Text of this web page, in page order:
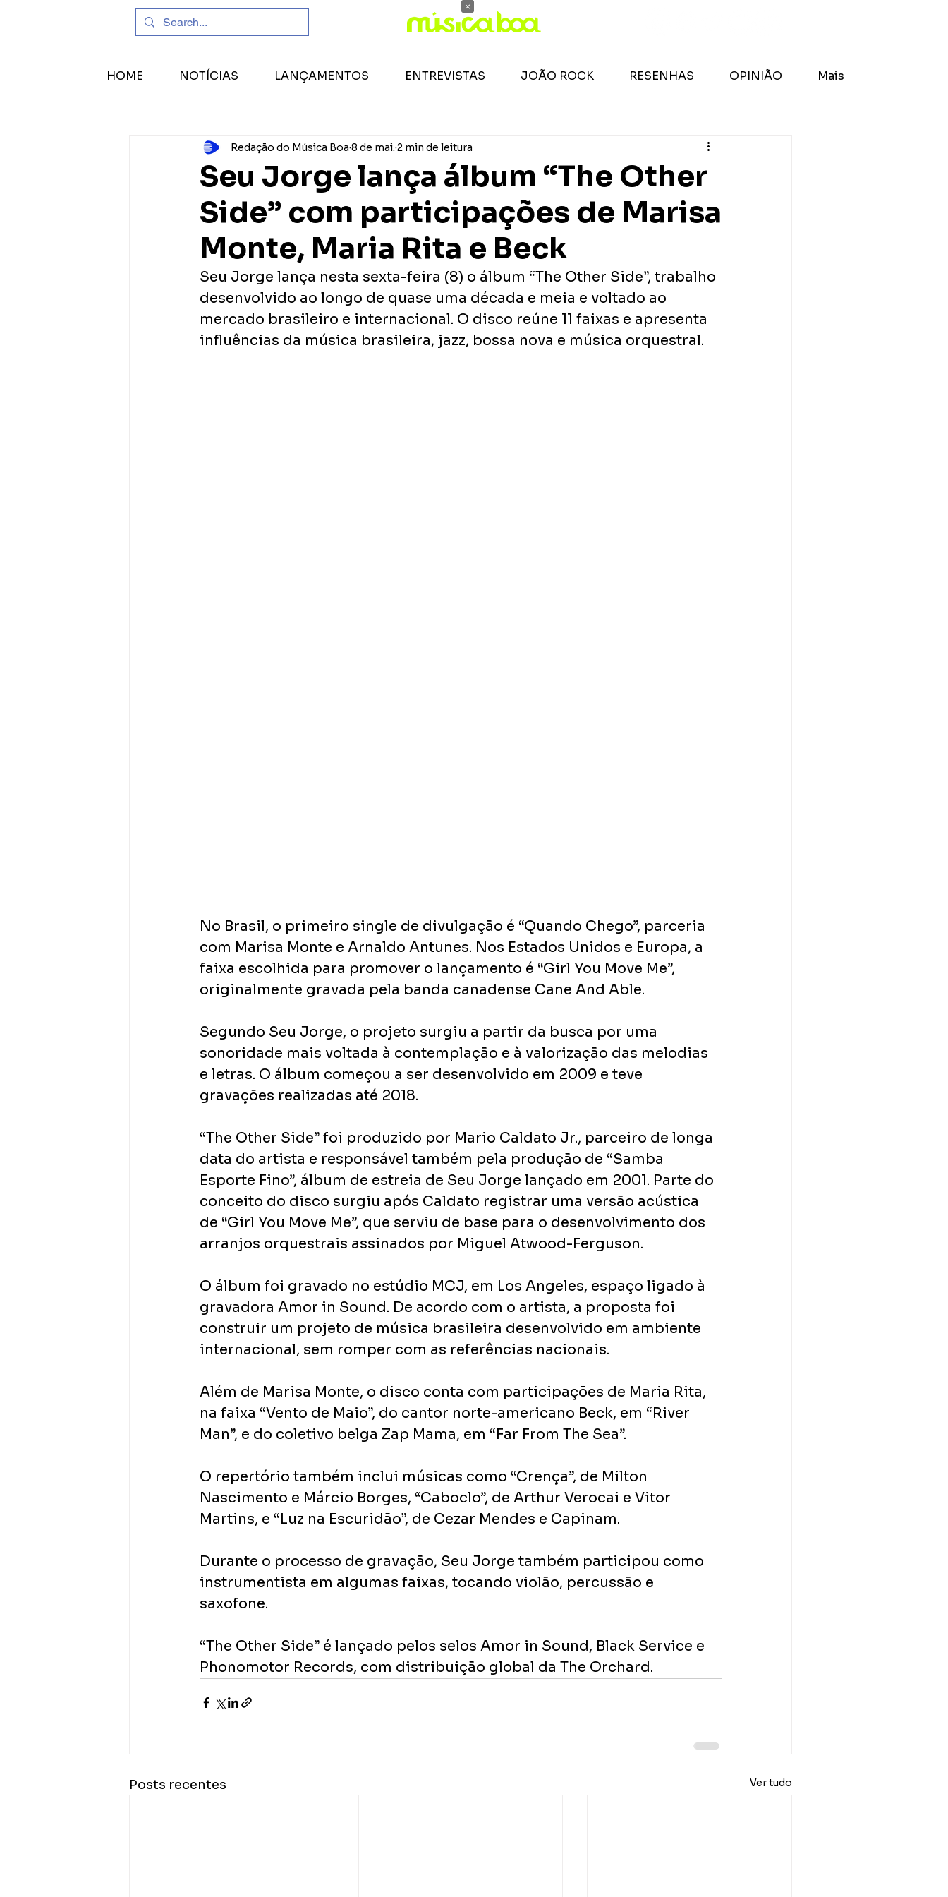
Seu Jorge lança álbum “The Other
Side” com participações de Marisa
Monte, Maria Rita e Beck
Redação do Música Boa 8 de mai. 2 min de leitura
Seu Jorge lança nesta sexta-feira (8) o álbum “The Other Side”, trabalho
desenvolvido ao longo de quase uma década e meia e voltado ao
mercado brasileiro e internacional. O disco reúne 11 faixas e apresenta
influências da música brasileira, jazz, bossa nova e música orquestral.
No Brasil, o primeiro single de divulgação é “Quando Chego”, parceria
com Marisa Monte e Arnaldo Antunes. Nos Estados Unidos e Europa, a
faixa escolhida para promover o lançamento é “Girl You Move Me”,
originalmente gravada pela banda canadense Cane And Able.
Segundo Seu Jorge, o projeto surgiu a partir da busca por uma
sonoridade mais voltada à contemplação e à valorização das melodias
e letras. O álbum começou a ser desenvolvido em 2009 e teve
gravações realizadas até 2018.
“The Other Side” foi produzido por Mario Caldato Jr., parceiro de longa
data do artista e responsável também pela produção de “Samba
Esporte Fino”, álbum de estreia de Seu Jorge lançado em 2001. Parte do
conceito do disco surgiu após Caldato registrar uma versão acústica
de “Girl You Move Me”, que serviu de base para o desenvolvimento dos
arranjos orquestrais assinados por Miguel Atwood-Ferguson.
O álbum foi gravado no estúdio MCJ, em Los Angeles, espaço ligado à
gravadora Amor in Sound. De acordo com o artista, a proposta foi
construir um projeto de música brasileira desenvolvido em ambiente
internacional, sem romper com as referências nacionais.
Além de Marisa Monte, o disco conta com participações de Maria Rita,
na faixa “Vento de Maio”, do cantor norte-americano Beck, em “River
Man”, e do coletivo belga Zap Mama, em “Far From The Sea”.
O repertório também inclui músicas como “Crença”, de Milton
Nascimento e Márcio Borges, “Caboclo”, de Arthur Verocai e Vitor
Martins, e “Luz na Escuridão”, de Cezar Mendes e Capinam.
Durante o processo de gravação, Seu Jorge também participou como
instrumentista em algumas faixas, tocando violão, percussão e
saxofone.
“The Other Side” é lançado pelos selos Amor in Sound, Black Service e
Phonomotor Records, com distribuição global da The Orchard.
Posts recentes Ver tudo
HOME NOTÍCIAS LANÇAMENTOS ENTREVISTAS JOÃO ROCK RESENHAS OPINIÃO Mais
×